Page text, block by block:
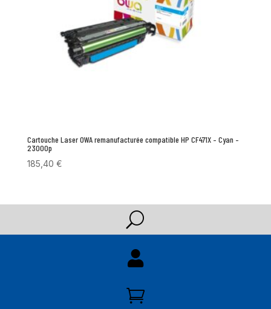
Cartouche Laser OWA remanufacturée compatible HP CF471X – Cyan –
23000p
185,40 €
U

